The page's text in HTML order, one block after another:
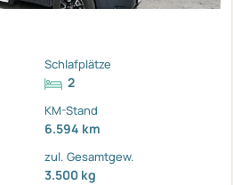
Schlafplätze
2
KM-Stand
6.594 km
zul. Gesamtgew.
3.500 kg